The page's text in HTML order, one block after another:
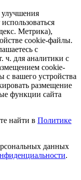
улучшения
Метрика),
cookie-файлы.
с
ч. для аналитики с
cookie-
вашего устройства
размещение
функции сайта
найти в Политике
данных
.